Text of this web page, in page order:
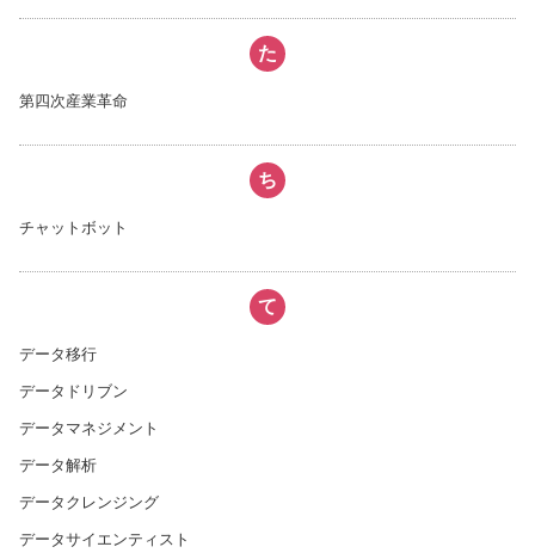
た
第四次産業革命
ち
チャットボット
て
データ移行
データドリブン
データマネジメント
データ解析
データクレンジング
データサイエンティスト